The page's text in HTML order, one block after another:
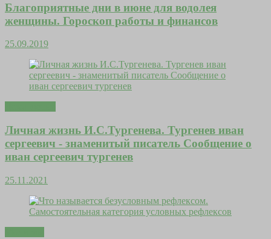
Благоприятные дни в июне для водолея
женщины. Гороскоп работы и финансов
25.09.2019
Личная жизнь И.С.Тургенева. Тургенев иван
сергеевич - знаменитый писатель Сообщение о
иван сергеевич тургенев
25.11.2021